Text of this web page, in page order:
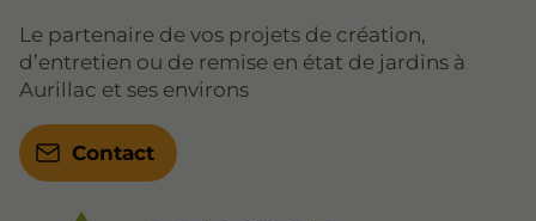
Le partenaire de vos projets de création,
d’entretien ou de remise en état de jardins à
Aurillac et ses environs
Contact